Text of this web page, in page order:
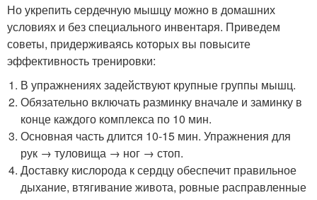
Но укрепить сердечную мышцу можно в домашних
условиях и без специального инвентаря. Приведем
советы, придерживаясь которых вы повысите
эффективность тренировки:
В упражнениях задействуют крупные группы мышц.
Обязательно включать разминку вначале и заминку в
конце каждого комплекса по 10 мин.
Основная часть длится 10-15 мин. Упражнения для
рук → туловища → ног → стоп.
Доставку кислорода к сердцу обеспечит правильное
дыхание, втягивание живота, ровные расправленные